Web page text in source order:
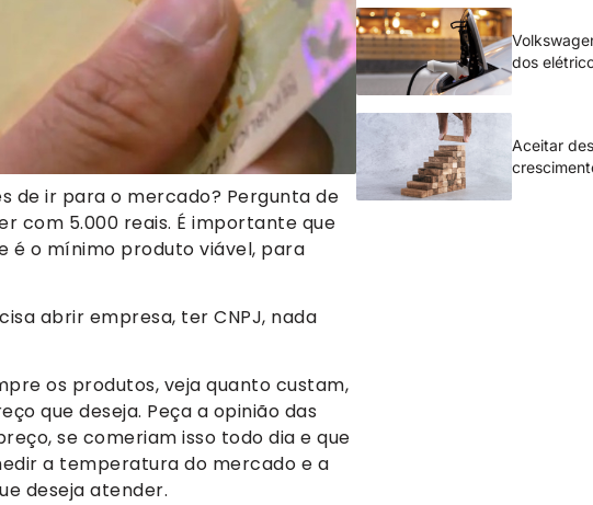
de ir para o mercado? Pergunta de
com 5.000 reais. É importante que
é o mínimo produto viável, para
abrir empresa, ter CNPJ, nada
os produtos, veja quanto custam,
que deseja. Peça a opinião das
se comeriam isso todo dia e que
a temperatura do mercado e a
deseja atender.
dos
Aceitar